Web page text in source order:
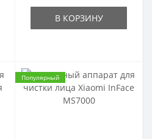
В КОРЗИНУ
Популярный